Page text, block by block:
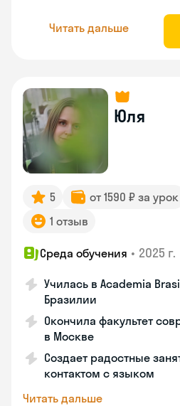
Читать дальше
Юля
5 от 1590 ₽ за урок
1 отзыв
Среда обучения • 2025 г.
Училась в Academia
Бразилии
Окончила факультет
в Москве
Создает радостные
контактом с языком
Читать дальше